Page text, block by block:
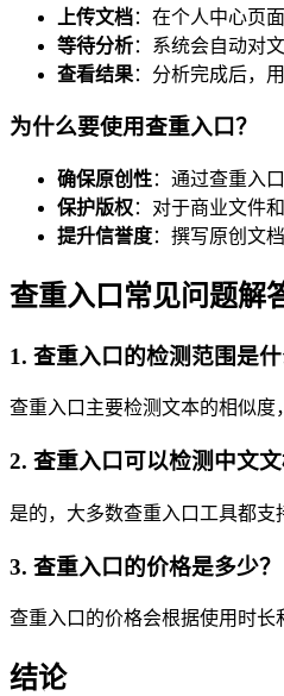
上传文档：在个人中心页
等待分析：系统会自动对
查看结果：分析完成后，
为什么要使用查重入口？
确保原创性：通过查重入
保护版权：对于商业文件
提升信誉度：撰写原创文
查重入口常见问题解
1. 查重入口的检测范围是什
查重入口主要检测文本的相似度
2. 查重入口可以检测中文文
是的，大多数查重入口工具都支
3. 查重入口的价格是多少？
查重入口的价格会根据使用时长
结论